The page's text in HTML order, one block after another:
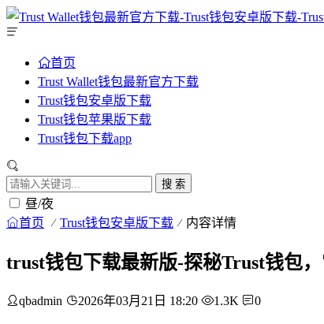
首页
Trust Wallet钱包最新官方下载
Trust钱包安卓版下载
Trust钱包苹果版下载
Trust钱包下载app
搜 索
昼/夜
首页 Trust钱包安卓版下载 内容详情
trust钱包下载最新版-探秘Trust钱包，
qbadmin 2026年03月21日 18:20 1.3K 0